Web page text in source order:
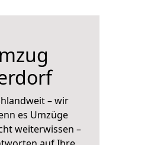
– wir
es Umzüge
weiterwissen –